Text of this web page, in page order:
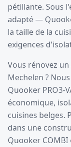
pétillante. Sous
adapté —
la taille de la
exigences
Vous rénovez
Mechelen ?
Quooker PRO3-
économique,
cuisines belges.
dans une
Quooker